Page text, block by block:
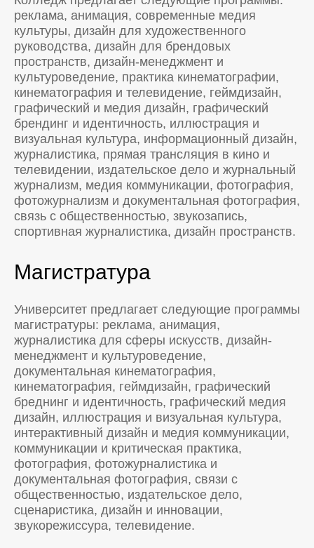
реклама, анимация, современные медия
культуры, дизайн для художественного
руководства, дизайн для брендовых
пространств, дизайн-менеджмент и
культуроведение, практика кинематографии,
кинематография и телевидение, геймдизайн,
графический и медия дизайн, графический
брендинг и идентичность, иллюстрация и
визуальная культура, информационный дизайн,
журналистика, прямая трансляция в кино и
телевидении, издательское дело и журнальный
журнализм, медия коммуникации, фотография,
фотожурнализм и документальная фотография,
связь с общественностью, звукозапись,
спортивная журналистика, дизайн пространств.
Магистратура
Университет предлагает следующие программы
магистратуры: реклама, анимация,
журналистика для сферы искусств, дизайн-
менеджмент и культуроведение,
документальная кинематография,
кинематография, геймдизайн, графический
бреднинг и идентичность, графический медия
дизайн, иллюстрация и визуальная культура,
интерактивный дизайн и медия коммуникации,
коммуникации и критическая практика,
фотография, фотожурналистика и
документальная фотография, связи с
общественностью, издательское дело,
сценаристика, дизайн и инновации,
звукорежиссура, телевидение.